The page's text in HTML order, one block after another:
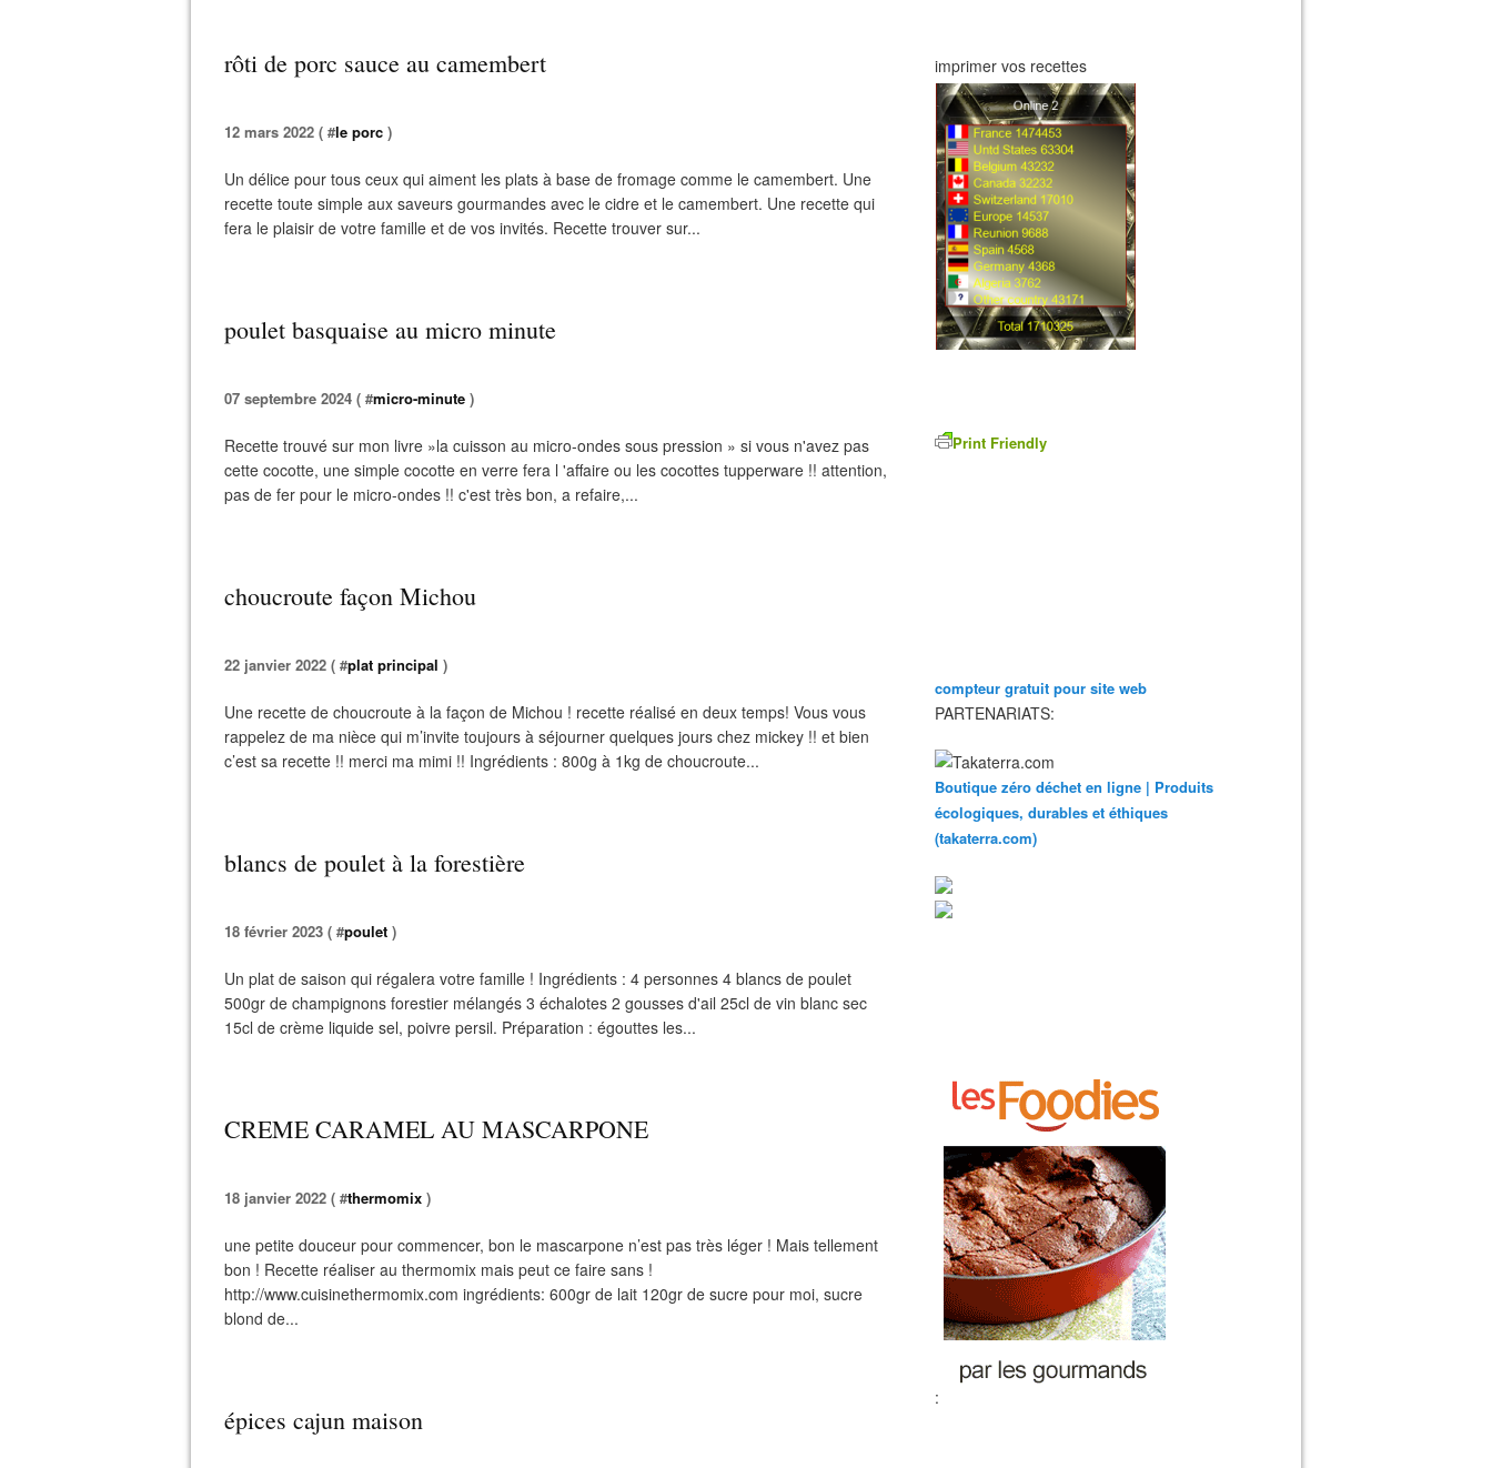
rôti de porc sauce au camembert
12 mars 2022 ( #le porc )
Un délice pour tous ceux qui aiment les plats à base de fromage comme le camembert. Une
recette toute simple aux saveurs gourmandes avec le cidre et le camembert. Une recette qui
fera le plaisir de votre famille et de vos invités. Recette trouver sur...
poulet basquaise au micro minute
07 septembre 2024 ( #micro-minute )
Recette trouvé sur mon livre »la cuisson au micro-ondes sous pression » si vous n'avez pas
cette cocotte, une simple cocotte en verre fera l 'affaire ou les cocottes tupperware !! attention,
pas de fer pour le micro-ondes !! c'est très bon, a refaire,...
choucroute façon Michou
22 janvier 2022 ( #plat principal )
Une recette de choucroute à la façon de Michou ! recette réalisé en deux temps! Vous vous
rappelez de ma nièce qui m’invite toujours à séjourner quelques jours chez mickey !! et bien
c’est sa recette !! merci ma mimi !! Ingrédients : 800g à 1kg de choucroute...
blancs de poulet à la forestière
18 février 2023 ( #poulet )
Un plat de saison qui régalera votre famille ! Ingrédients : 4 personnes 4 blancs de poulet
500gr de champignons forestier mélangés 3 échalotes 2 gousses d'ail 25cl de vin blanc sec
15cl de crème liquide sel, poivre persil. Préparation : égouttes les...
CREME CARAMEL AU MASCARPONE
18 janvier 2022 ( #thermomix )
une petite douceur pour commencer, bon le mascarpone n’est pas très léger ! Mais tellement
bon ! Recette réaliser au thermomix mais peut ce faire sans !
http://www.cuisinethermomix.com ingrédients: 600gr de lait 120gr de sucre pour moi, sucre
blond de...
épices cajun maison
imprimer vos recettes
Print Friendly
compteur gratuit pour site web
PARTENARIATS:
Boutique zéro déchet en ligne | Produits
écologiques, durables et éthiques
(takaterra.com)
: